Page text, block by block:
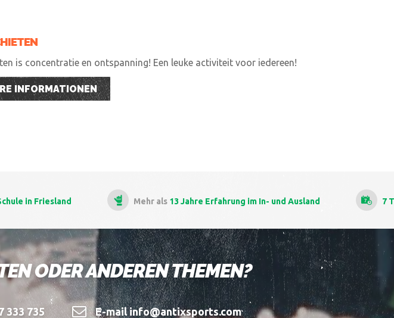
is concentratie en ontspanning! Een leuke activiteit voor iedereen!
INFORMATIONEN
als 13 Jahre Erfahrung im In- und Ausland 7 Tage die Wochekitesurfkursen
ODER ANDEREN THEMEN?
333 735 E-mail info@antixsports.com